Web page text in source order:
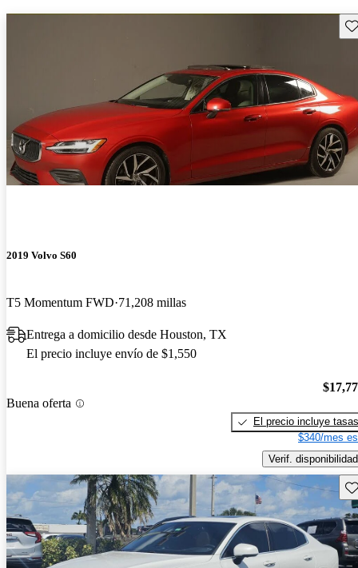
2019 Volvo S60
T5 Momentum FWD 71,208 millas
Entrega a domicilio desde Houston, TX
El precio incluye envío de $1,550
Buena oferta
El precio incluye tasas
$340/mes
Verif. disponibilidad